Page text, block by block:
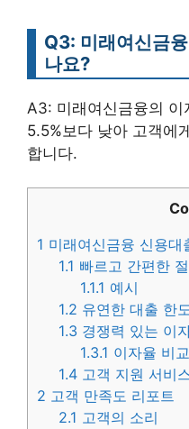
Q3: 미래여신금
나요?
A3: 미래여신금융의 이
5.5%보다 낮아 고객에
합니다.
1 미래여신금융 신용대
1.1 빠르고 간편한
1.1.1 예시
1.2 유연한 대출 한
1.3 경쟁력 있는 이
1.3.1 이자율 비교
1.4 고객 지원 서비
2 고객 만족도 리포트
2.1 고객의 소리